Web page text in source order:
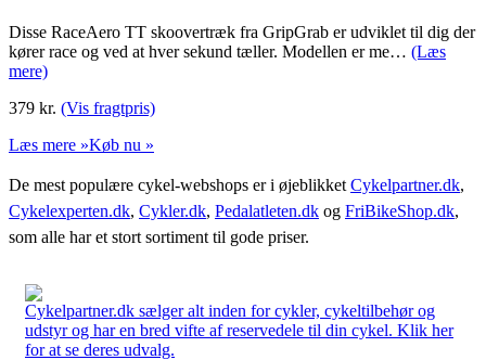
Disse RaceAero TT skoovertræk fra GripGrab er udviklet til dig der
kører race og ved at hver sekund tæller. Modellen er me… (Læs
mere)
379 kr. (Vis fragtpris)
Læs mere »Køb nu »
De mest populære cykel-webshops er i øjeblikket Cykelpartner.dk,
Cykelexperten.dk, Cykler.dk, Pedalatleten.dk og FriBikeShop.dk,
som alle har et stort sortiment til gode priser.
Cykelpartner.dk sælger alt inden for cykler, cykeltilbehør og
udstyr og har en bred vifte af reservedele til din cykel. Klik her
for at se deres udvalg.